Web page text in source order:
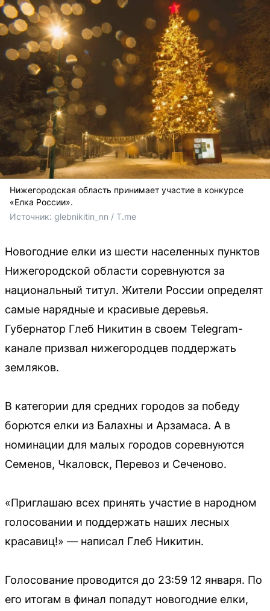
Нижегородская область принимает участие в конкурсе
«Елка России».
Источник: glebnikitin_nn / T.me
Новогодние елки из шести населенных пунктов
Нижегородской области соревнуются за
национальный титул. Жители России определят
самые нарядные и красивые деревья.
Губернатор Глеб Никитин в своем Telegram-
канале призвал нижегородцев поддержать
земляков.
В категории для средних городов за победу
борются елки из Балахны и Арзамаса. А в
номинации для малых городов соревнуются
Семенов, Чкаловск, Перевоз и Сеченово.
«Приглашаю всех принять участие в народном
голосовании и поддержать наших лесных
красавиц!» — написал Глеб Никитин.
Голосование проводится до 23:59 12 января. По
его итогам в финал попадут новогодние елки,